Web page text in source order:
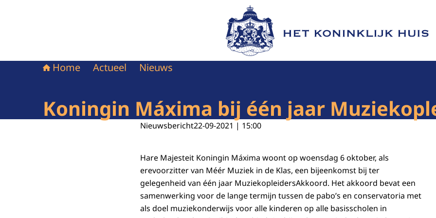
Naar de homepage van Het Koninklijk Huis
Home Actueel Nieuws
Koningin Máxima bij één jaar
Nieuwsbericht22-09-2021 | 15:00
Hare Majesteit Koningin Máxima woont op woensdag 6 oktober, als
erevoorzitter van Méér Muziek in de Klas, een bijeenkomst bij ter
gelegenheid van één jaar MuziekopleidersAkkoord. Het akkoord bevat een
samenwerking voor de lange termijn tussen de pabo’s en conservatoria met
als doel muziekonderwijs voor alle kinderen op alle basisscholen in